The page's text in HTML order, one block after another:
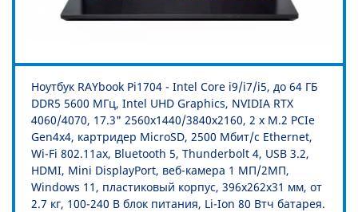
Ноутбук RAYbook Pi1704 - Intel Core i9/i7/i5, до 64 ГБ
DDR5 5600 МГц, Intel UHD Graphics, NVIDIA RTX
4060/4070, 17.3" 2560x1440/3840x2160, 2 x M.2 PCIe
Gen4x4, картридер MicroSD, 2500 Мбит/с Ethernet,
Wi-Fi 802.11ax, Bluetooth 5, Thunderbolt 4, USB 3.2,
HDMI, Mini DisplayPort, веб-камера 1 МП/2МП,
Windows 11, пластиковый корпус, 396x262x31 мм, от
2.7 кг, 100-240 В блок питания, Li-Ion 80 Втч батарея.